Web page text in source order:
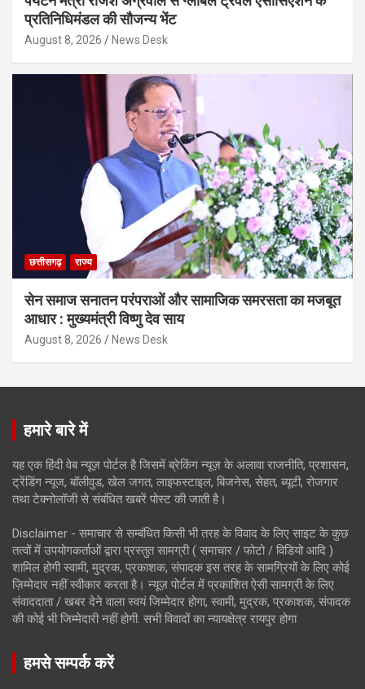
प्रतिनिधिमंडल की सौजन्य भेंट
August 8, 2026 News Desk
छत्तीसगढ़ राज्य
सेन समाज सनातन परंपराओं और सामाजिक समरसता का मजबूत
आधार : मुख्यमंत्री विष्णु देव साय
August 8, 2026 News Desk
हमारे बारे में
यह एक हिंदी वेब न्यूज़ पोर्टल है जिसमें ब्रेकिंग न्यूज़ के अलावा राजनीति, प्रशासन,
ट्रेंडिंग न्यूज, बॉलीवुड, खेल जगत, लाइफस्टाइल, बिजनेस, सेहत, ब्यूटी, रोजगार
तथा टेक्नोलॉजी से संबंधित खबरें पोस्ट की जाती है।
Disclaimer - समाचार से सम्बंधित किसी भी तरह के विवाद के लिए साइट के कुछ
तत्वों में उपयोगकर्ताओं द्वारा प्रस्तुत सामग्री ( समाचार / फोटो / विडियो आदि )
शामिल होगी स्वामी, मुद्रक, प्रकाशक, संपादक इस तरह के सामग्रियों के लिए कोई
ज़िम्मेदार नहीं स्वीकार करता है। न्यूज़ पोर्टल में प्रकाशित ऐसी सामग्री के लिए
संवाददाता / खबर देने वाला स्वयं जिम्मेदार होगा, स्वामी, मुद्रक, प्रकाशक, संपादक
की कोई भी जिम्मेदारी नहीं होगी. सभी विवादों का न्यायक्षेत्र रायपुर होगा
हमसे सम्पर्क करें